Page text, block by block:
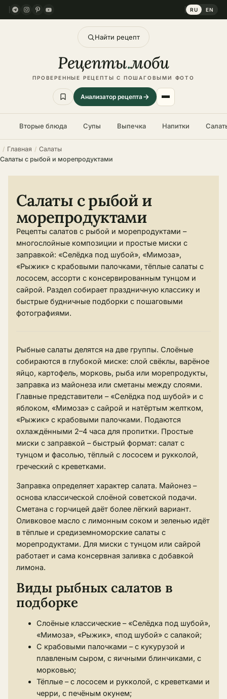
RU EN
Найти рецепт
Рецепты.моби
ПРОВЕРЕННЫЕ РЕЦЕПТЫ С ПОШАГОВЫМИ ФОТО
Анализатор рецепта
Вторые блюда Супы Выпечка Напитки
Главная
Салаты
Салаты с рыбой и морепродуктами
Салаты с рыбой и
морепродуктами
Рецепты салатов с рыбой и морепродуктами –
многослойные композиции и простые миски с
заправкой: «Селёдка под шубой», «Мимоза»,
«Рыжик» с крабовыми палочками, тёплые салаты с
лососем, ассорти с консервированным тунцом и
сайрой. Раздел собирает праздничную классику и
быстрые будничные подборки с пошаговыми
фотографиями.
Рыбные салаты делятся на две группы. Слоёные
собираются в глубокой миске: слой свёклы, варёное
яйцо, картофель, морковь, рыба или морепродукты,
заправка из майонеза или сметаны между слоями.
Главные представители – «Селёдка под шубой» и с
яблоком, «Мимоза» с сайрой и натёртым желтком,
«Рыжик» с крабовыми палочками. Подаются
охлаждёнными 2–4 часа для пропитки. Простые
миски с заправкой – быстрый формат: салат с
тунцом и фасолью, тёплый с лососем и рукколой,
греческий с креветками.
Заправка определяет характер салата. Майонез –
основа классической слоёной советской подачи.
Сметана с горчицей даёт более лёгкий вариант.
Оливковое масло с лимонным соком и зеленью идёт
в тёплые и средиземноморские салаты с
морепродуктами. Для миски с тунцом или сайрой
работает и сама консервная заливка с добавкой
лимона.
Виды рыбных салатов в
подборке
Слоёные классические – «Селёдка под шубой»,
«Мимоза», «Рыжик», «под шубой» с салакой;
С крабовыми палочками – с кукурузой и
плавленым сыром, с яичными блинчиками, с
морковью;
Тёплые – с лососем и рукколой, с креветками и
черри, с печёным окунем;